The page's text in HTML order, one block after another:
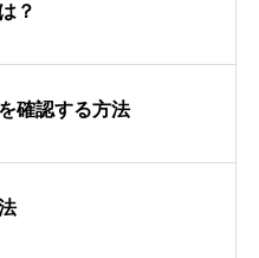
？
確認する方法